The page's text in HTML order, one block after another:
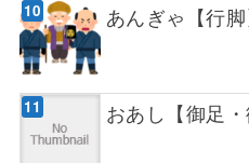
あんぎゃ【行
おあし【御足